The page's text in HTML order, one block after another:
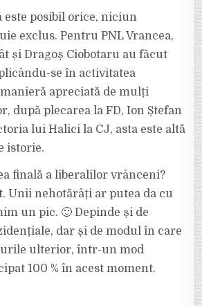
este posibil orice, niciun
exclus. Pentru PNL Vrancea,
și Dragoș Ciobotaru au făcut
se în activitatea
apreciată de mulți
după plecarea la FD, Ion Ștefan
lui Halici la CJ, asta este altă
istorie.
finală a liberalilor vrânceni?
Unii nehotărâți ar putea da cu
un pic. 🙂 Depinde și de
dar și de modul în care
ulterior, într-un mod
100 % în acest moment.